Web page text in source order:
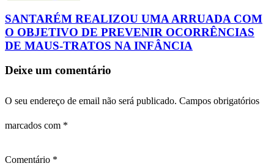
SANTARÉM REALIZOU UMA ARRUADA COM
O OBJETIVO DE PREVENIR OCORRÊNCIAS
DE MAUS-TRATOS NA INFÂNCIA
Deixe um comentário
O seu endereço de email não será publicado. Campos obrigatórios
marcados com *
Comentário *